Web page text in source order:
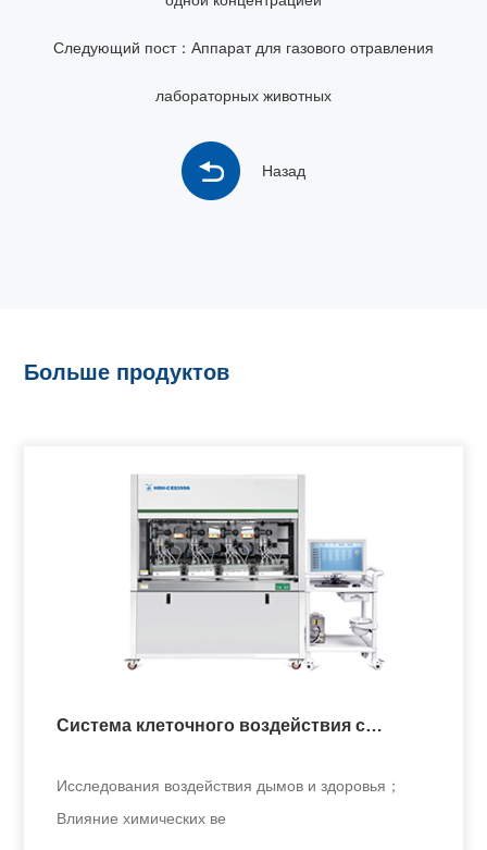
Следующий пост：Аппарат для газового отравления
лабораторных животных
Назад
Больше продуктов
Система клеточного воздействия с
Исследования воздействия дымов и здоровья；
Влияние химических ве